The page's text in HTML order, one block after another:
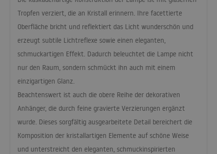
Tropfen verziert, die an Kristall erinnern. Ihre facettierte
Oberfläche bricht und reflektiert das Licht wunderschön und
erzeugt subtile Lichtreflexe sowie einen eleganten,
schmuckartigen Effekt. Dadurch beleuchtet die Lampe nicht
nur den Raum, sondern schmückt ihn auch mit einem
einzigartigen Glanz.
Beachtenswert ist auch die obere Reihe der dekorativen
Anhänger, die durch feine gravierte Verzierungen ergänzt
wurde. Dieses sorgfältig ausgearbeitete Detail bereichert die
Komposition der kristallartigen Elemente auf schöne Weise
und unterstreicht den eleganten, schmuckinspirierten